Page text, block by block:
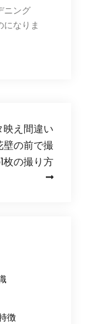
ニング
になりま
映え間違い
壁の前で撮
枚の撮り方
徴